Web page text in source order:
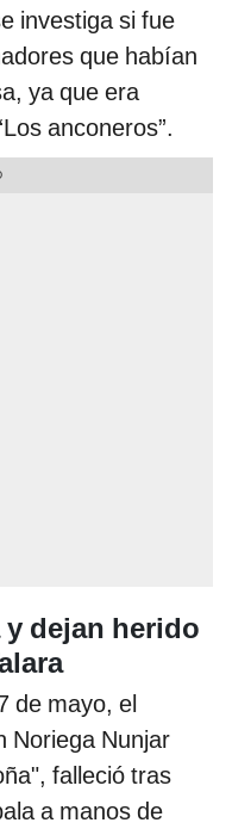
investiga si fue
que habían
ya que era
anconeros”.
dejan herido
de mayo, el
Noriega Nunjar
falleció tras
a manos de